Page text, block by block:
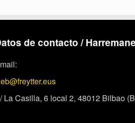
de contacto /
La Casilla, 6 local 2, 48012 Bilbao